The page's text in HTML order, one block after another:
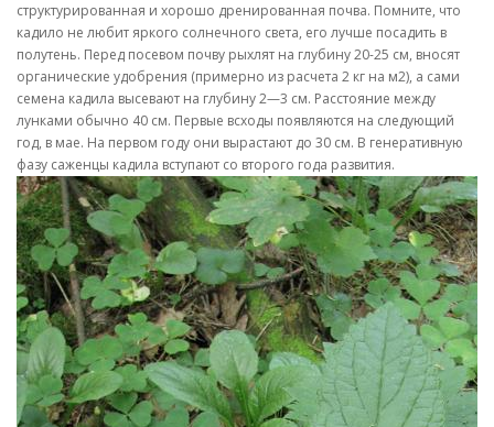
структурированная и хорошо дренированная почва. Помните, что
кадило не любит яркого солнечного света, его лучше посадить в
полутень. Перед посевом почву рыхлят на глубину 20-25 см, вносят
органические удобрения (примерно из расчета 2 кг на м2), а сами
семена кадила высевают на глубину 2—3 см. Расстояние между
лунками обычно 40 см. Первые всходы появляются на следующий
год, в мае. На первом году они вырастают до 30 см. В генеративную
фазу саженцы кадила вступают со второго года развития.